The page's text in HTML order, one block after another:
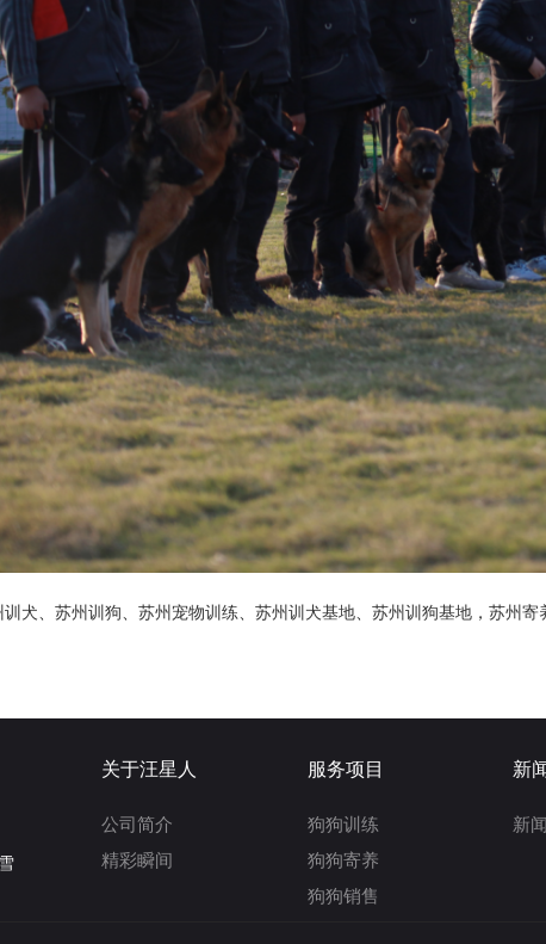
训犬 苏州训狗 苏州宠物训练 苏州训犬基地 苏州训狗基地 ， 苏州寄
关于汪星人
公司简介
精彩瞬间
服务项目
狗狗训练
狗狗寄养
狗狗销售
新
新